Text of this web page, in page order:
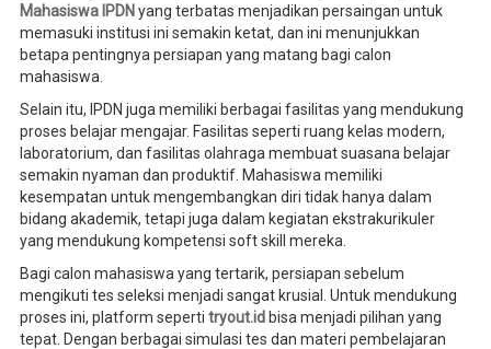
Mahasiswa IPDNyang terbatas menjadikan persaingan untuk
memasuki institusi ini semakin ketat, dan ini menunjukkan
betapa pentingnya persiapan yang matang bagi calon
mahasiswa.
Selain itu, IPDN juga memiliki berbagai fasilitas yang mendukung
proses belajar mengajar. Fasilitas seperti ruang kelas modern,
laboratorium, dan fasilitas olahraga membuat suasana belajar
semakin nyaman dan produktif. Mahasiswa memiliki
kesempatan untuk mengembangkan diri tidak hanya dalam
bidang akademik, tetapi juga dalam kegiatan ekstrakurikuler
yang mendukung kompetensi soft skill mereka.
Bagi calon mahasiswa yang tertarik, persiapan sebelum
mengikuti tes seleksi menjadi sangat krusial. Untuk mendukung
proses ini, platform seperti tryout.idbisa menjadi pilihan yang
tepat. Dengan berbagai simulasi tes dan materi pembelajaran